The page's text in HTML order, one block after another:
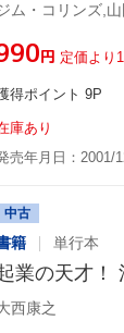
ム・コリンズ,
円 定価より
得ポイント 9P
庫あり
売年月日：2001/
中古
籍 単行本
業の天才！
西康之